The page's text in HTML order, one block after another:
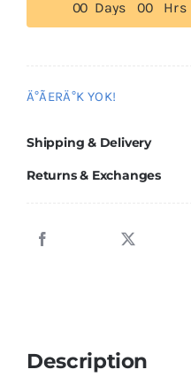
00 Days 00 Hrs
Ä°ÃERÄ°K YOK!
Shipping & Delivery
Returns & Exchanges
Description